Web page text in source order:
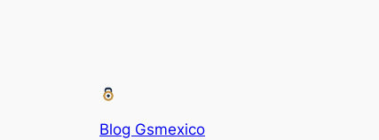
Blog Gsmexico